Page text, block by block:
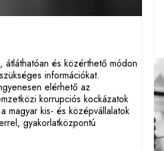
átláthatóan és közérthető módon
információkat.
elérhető az
korrupciós kockázatok
magyar kis- és középvállalatok
gyakorlatközpontú